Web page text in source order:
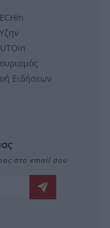
Ειδήσεων
στο email σου